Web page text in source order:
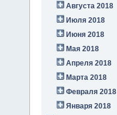
Августа 2018
Июля 2018
Июня 2018
Мая 2018
Апреля 2018
Марта 2018
Февраля 2018
Января 2018